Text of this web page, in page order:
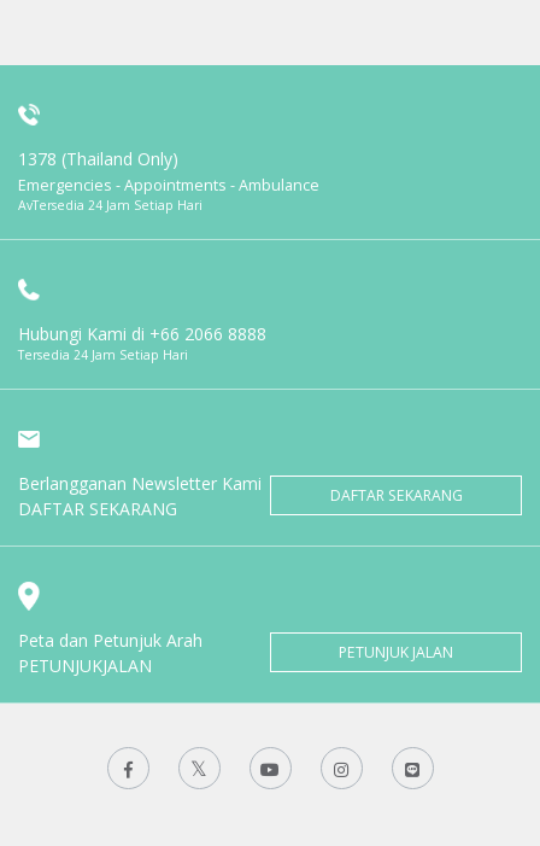
1378 (Thailand Only)
Emergencies - Appointments - Ambulance
AvTersedia 24 Jam Setiap Hari
Hubungi Kami di +66 2066 8888
Tersedia 24 Jam Setiap Hari
Berlangganan Newsletter Kami
DAFTAR SEKARANG
DAFTAR SEKARANG
Peta dan Petunjuk Arah
PETUNJUKJALAN
PETUNJUK JALAN